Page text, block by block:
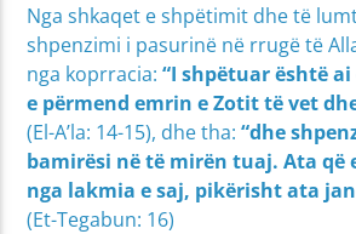
Nga shkaqet e shpëtimit dhe të
shpenzimi i pasurinë në rrugë të
nga koprracia:“I shpëtuar është
e përmend emrin e Zotit të vet
(El-A’la: 14-15), dhe tha:“dhe
bamirësi në të mirën tuaj. Ata që
nga lakmia e saj, pikërisht ata
(Et-Tegabun: 16)